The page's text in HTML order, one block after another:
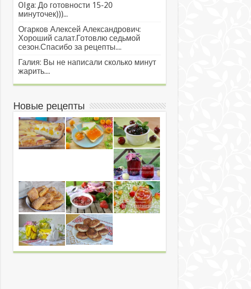
Olga: До готовности 15-20
минуточек)))...
Огарков Алексей Александрович:
Хороший салат.Готовлю седьмой
сезон.Спасибо за рецепты....
Галия: Вы не написали сколько минут
жарить....
Новые рецепты